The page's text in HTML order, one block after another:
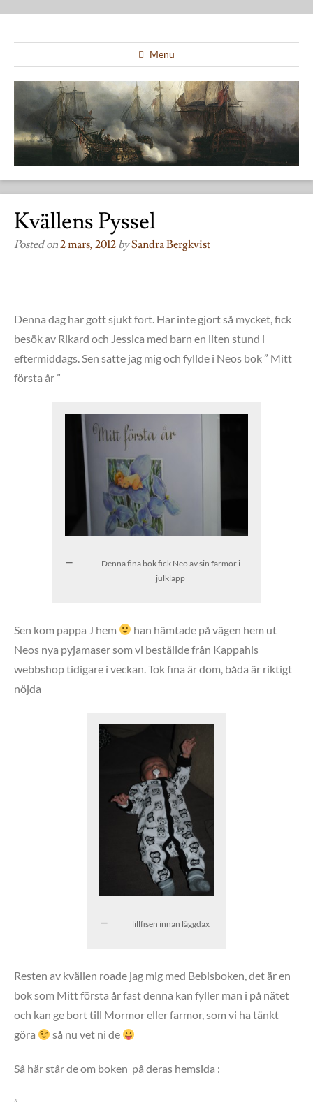
Menu
Kvällens Pyssel
Posted on2 mars, 2012 bySandra Bergkvist
Denna dag har gott sjukt fort. Har inte gjort så mycket, fick
besök av Rikard och Jessica med barn en liten stund i
eftermiddags. Sen satte jag mig och fyllde i Neos bok ” Mitt
första år ”
Denna fina bok fick Neo av sin farmor i
julklapp
Sen kom pappa J hem
han hämtade på vägen hem ut
Neos nya pyjamaser som vi beställde från Kappahls
webbshop tidigare i veckan. Tok fina är dom, båda är riktigt
nöjda
lillfisen innan läggdax
Resten av kvällen roade jag mig med Bebisboken, det är en
bok som Mitt första år fast denna kan fyller man i på nätet
och kan ge bort till Mormor eller farmor, som vi ha tänkt
göra
så nu vet ni de
Så här står de om boken på deras hemsida :
”